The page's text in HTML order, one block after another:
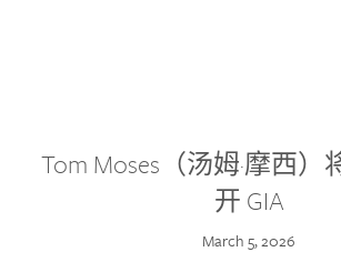
Tom Moses（汤姆·摩西
开 GIA
March 5, 2026